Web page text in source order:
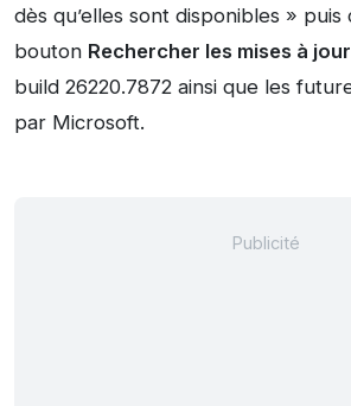
dès qu’elles sont disponibles »
bouton Rechercher les mises à jour
build 26220.7872 ainsi que les
par Microsoft.